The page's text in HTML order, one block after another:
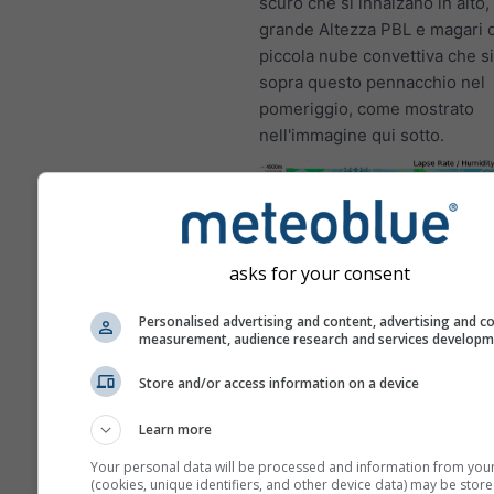
grande Altezza PBL e magari
piccola nube convettiva che
sopra questo pennacchio nel
pomeriggio, come mostrato
nell'immagine qui sotto.
veleggiamento eccellenti
luoghi al mondo per il volo a
asks for your consent
Personalised advertising and content, advertising and
measurement, audience research and services
Store and/or access information on a device
Learn more
Your personal data will be processed and information from
(cookies, unique identifiers, and other device data) may be